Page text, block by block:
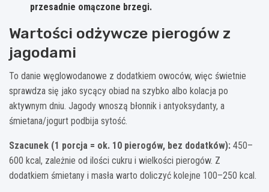
przesadnie omączone brzegi.
Wartości odżywcze pierogów z
jagodami
To danie węglowodanowe z dodatkiem owoców, więc świetnie
sprawdza się jako sycący obiad na szybko albo kolacja po
aktywnym dniu. Jagody wnoszą błonnik i antyoksydanty, a
śmietana/jogurt podbija sytość.
Szacunek (1 porcja = ok. 10 pierogów, bez dodatków): 450–
600 kcal, zależnie od ilości cukru i wielkości pierogów. Z
dodatkiem śmietany i masła warto doliczyć kolejne 100–250 kcal.